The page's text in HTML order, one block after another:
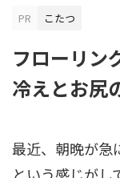
PR
こたつ
フローリン
冷えとお尻
最近、朝晩が急